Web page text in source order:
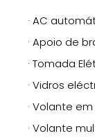
· AC
· Apoio de
· Tomada
· Vidros
· Volante
· Volante